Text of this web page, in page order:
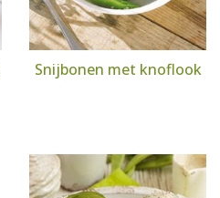
Snijbonen met knoflook